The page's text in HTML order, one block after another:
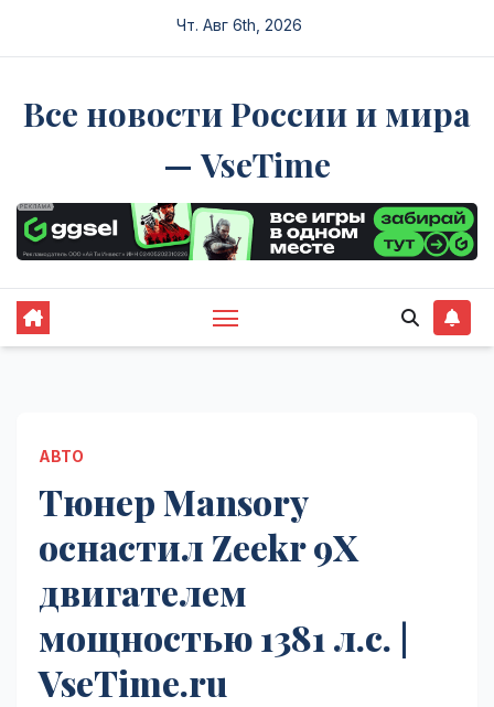
Чт. Авг 6th, 2026
Все новости России и мира
— VseTime
АВТО
Тюнер Mansory
оснастил Zeekr 9X
двигателем
мощностью 1381 л.с. |
VseTime.ru